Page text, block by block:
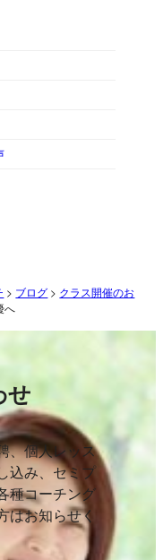
> ブログ > クラス開催のお
へ
せ
、個人レッス
込み、セミプ
種コーチング
はお知らせく